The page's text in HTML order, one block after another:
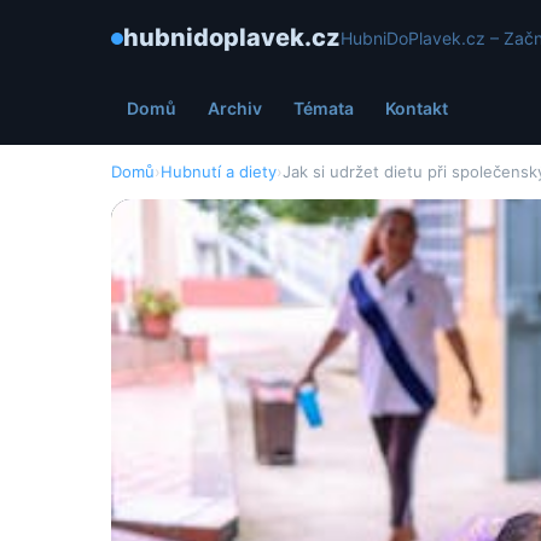
hubnidoplavek.czHubniDoPlavek.cz –
Domů Archiv Témata Kontakt
Domů›Hubnutí a diety›Jak si udržet dietu při